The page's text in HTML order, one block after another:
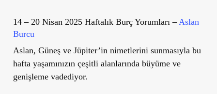
14 – 20 Nisan 2025 Haftalık Burç Yorumları – Aslan
Burcu
Aslan, Güneş ve Jüpiter’in nimetlerini sunmasıyla bu
hafta yaşamınızın çeşitli alanlarında büyüme ve
genişleme vadediyor.